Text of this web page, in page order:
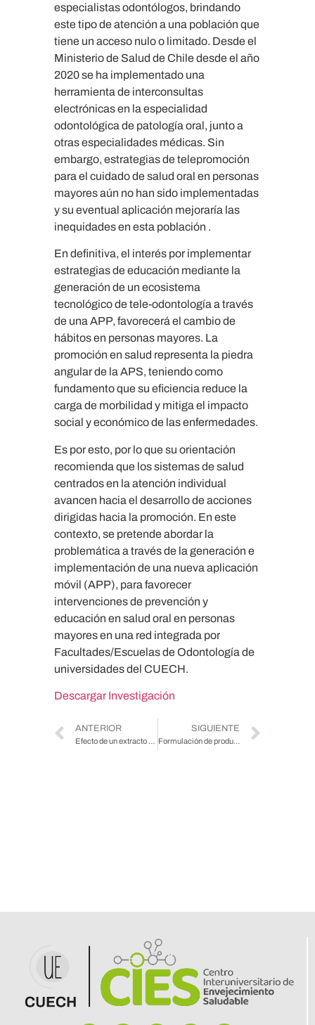
especialistas odontólogos, brindando
este tipo de atención a una población que
tiene un acceso nulo o limitado. Desde el
Ministerio de Salud de Chile desde el año
2020 se ha implementado una
herramienta de interconsultas
electrónicas en la especialidad
odontológica de patología oral, junto a
otras especialidades médicas. Sin
embargo, estrategias de telepromoción
para el cuidado de salud oral en personas
mayores aún no han sido implementadas
y su eventual aplicación mejoraría las
inequidades en esta población .
En definitiva, el interés por implementar
estrategias de educación mediante la
generación de un ecosistema
tecnológico de tele-odontología a través
de una APP, favorecerá el cambio de
hábitos en personas mayores. La
promoción en salud representa la piedra
angular de la APS, teniendo como
fundamento que su eficiencia reduce la
carga de morbilidad y mitiga el impacto
social y económico de las enfermedades.
Es por esto, por lo que su orientación
recomienda que los sistemas de salud
centrados en la atención individual
avancen hacia el desarrollo de acciones
dirigidas hacia la promoción. En este
contexto, se pretende abordar la
problemática a través de la generación e
implementación de una nueva aplicación
móvil (APP), para favorecer
intervenciones de prevención y
educación en salud oral en personas
mayores en una red integrada por
Facultades/Escuelas de Odontología de
universidades del CUECH.
Descargar Investigación
ANTERIOR
Efecto de un extracto acuoso de Buddleja globosa (matico) sobre marcadores celulares y moleculares de senescencia en macrófagos humanos￼
SIGUIENTE
Formulación de productos de panificación suplementados con harina de porotos nativos chilenos para disminuir respuestas glicémicas postprandiales y agregación plaquetaria en personas mayores: Un estudio piloto￼